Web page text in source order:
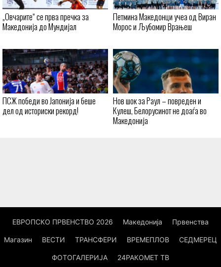
„Овчарите“ се прва пречка за
Македонија до Мундијал
Петмина Македонци учеа од Виран
Морос и Љубомир Врањеш
ПСЖ победи во Јапонија и беше
дел од историски рекорд!
Нов шок за Раул – повреден и
Кулеш, Белорусинот не доаѓа во
Македонија
ЕВРОПСКО ПРВЕНСТВО 2026 Македонија Првенства
Магазин ВЕСТИ ТРАНСФЕРИ ВРЕМЕПЛОВ СЕДМЕРЕЦ
ФОТОГАЛЕРИЈА 24РАКОМЕТ ТВ